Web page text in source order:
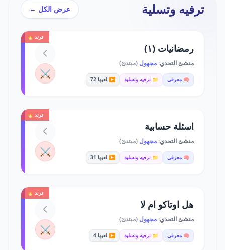
ترفيه وتسلية عرض الكل ←
ترند 🔥
رمضانيات (١)
منشئ التحدي:مجهول (مبتدئ)
🧠 معرفي 📁 ترفيه وتسلية ▶️ لعبها 72 ⚔️
ترند 🔥
اسئلة حسابية
منشئ التحدي:مجهول (مبتدئ)
🧠 معرفي 📁 ترفيه وتسلية ▶️ لعبها 31 ⚔️
ترند 🔥
هل اوتاكو ام لا
منشئ التحدي:مجهول (مبتدئ)
🧠 معرفي 📁 ترفيه وتسلية ▶️ لعبها 4 ⚔️